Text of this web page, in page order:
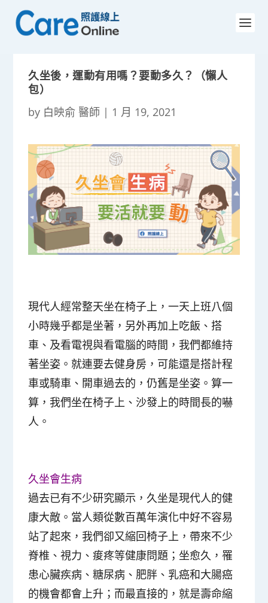
久坐後，運動有用嗎？要動多久？（懶人
包）
by 白映俞 醫師 | 1 月 19, 2021
現代人經常整天坐在椅子上，一天上班八個
小時幾乎都是坐著，另外再加上吃飯、搭
車、及看電視與看電腦的時間，我們都維持
著坐姿。就連要去健身房，可能還是搭計程
車或騎車、開車過去的，仍舊是坐姿。算一
算，我們坐在椅子上、沙發上的時間長的嚇
人。
久坐會生病
過去已有不少研究顯示，久坐是現代人的健
康大敵。當人類從數百萬年演化中好不容易
站了起來，我們卻又縮回椅子上，帶來不少
脊椎、視力、痠疼等健康問題；坐愈久，罹
患心臟疾病、糖尿病、肥胖、乳癌和大腸癌
的機會都會上升；而最直接的，就是壽命縮